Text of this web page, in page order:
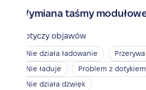
Wymiana taśmy
Dotyczy objawów
Nie działa ładowanie
Nie ładuje
Problem z dotykiem
Nie działa dzwięk